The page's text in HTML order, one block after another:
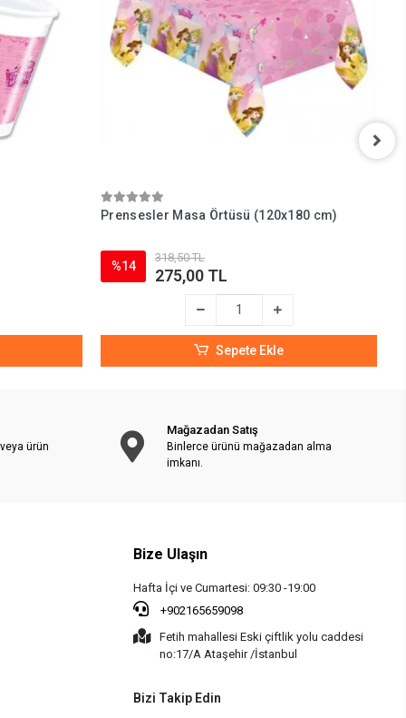
Prensesler Masa Örtüsü (120x180 cm)
%14
318,50 TL
275,00 TL
Sepete Ekle
ürün
Mağazadan Satış
Binlerce ürünü mağazadan alma
imkanı.
Bize Ulaşın
Hafta İçi ve Cumartesi: 09:30 -19:00
+902165659098
Fetih mahallesi Eski çiftlik yolu caddesi
no:17/A Ataşehir /İstanbul
Bizi Takip Edin